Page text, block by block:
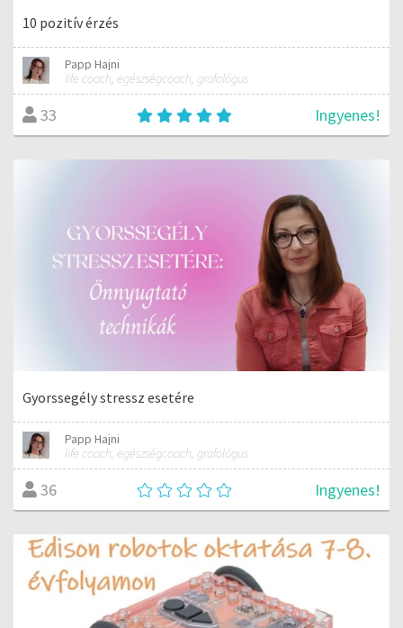
10 pozitív érzés
Papp Hajni
life coach, egészségcoach, grafológus
33 Ingyenes!
Gyorssegély stressz esetére
Papp Hajni
life coach, egészségcoach, grafológus
36 Ingyenes!